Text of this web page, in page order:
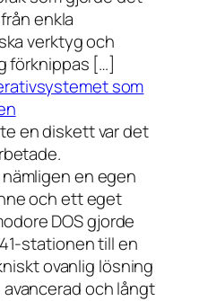
enkla
verktyg och
förknippas […]
som
en diskett var det
en egen
och ett eget
DOS gjorde
stationen till en
ovanlig lösning
och långt